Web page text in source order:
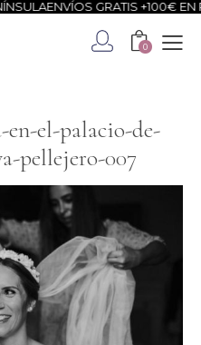
ENVÍOS GRATIS +100€ EN
0
el-palacio-de-
pellejero-007